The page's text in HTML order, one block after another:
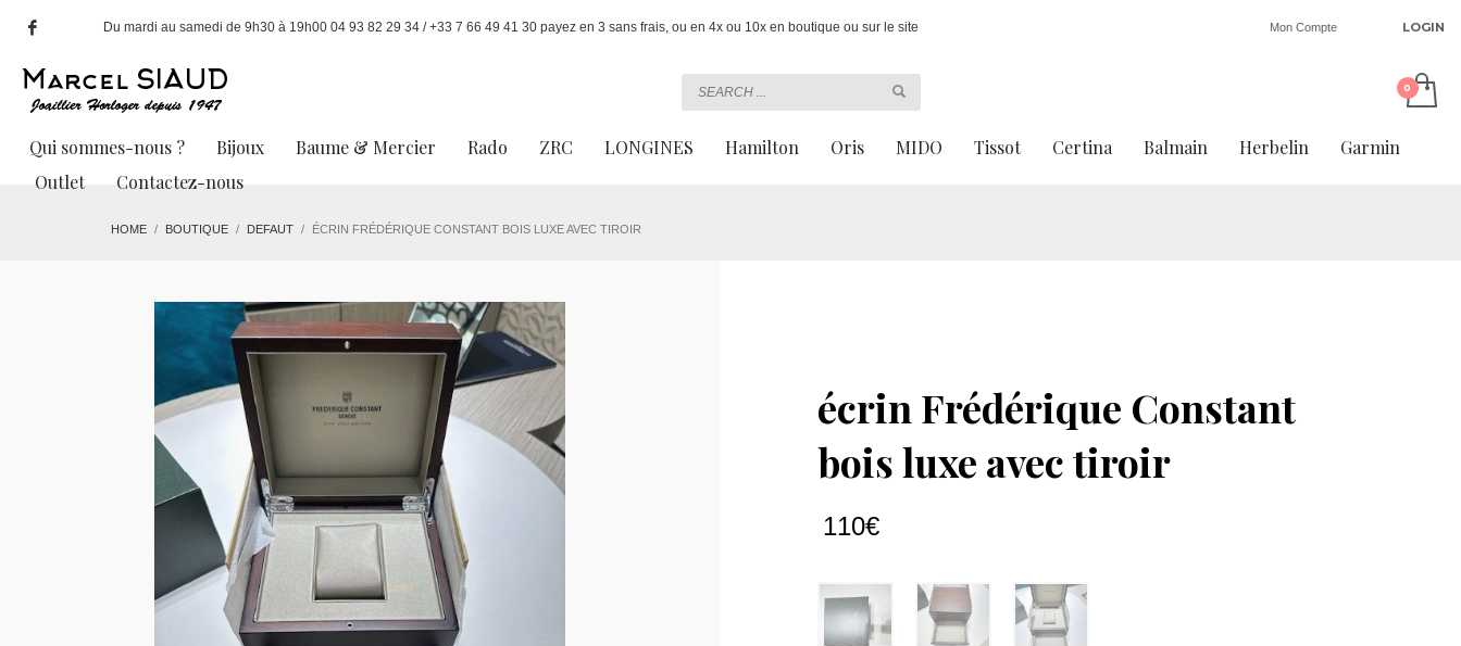
Du mardi au samedi de 9h30 à 19h00 04 93 82 29 34 / +33 7 66 49 41 30 payez en 3 sans frais, ou en 4x ou 10x en boutique ou sur le site Mon Compte LOGIN
Qui sommes-nous ? Bijoux Baume & Mercier Rado ZRC LONGINES Hamilton Oris MIDO Tissot Certina Balmain Herbelin
Garmin
Outlet
Contactez-nous
HOME BOUTIQUE DEFAUT ÉCRIN FRÉDÉRIQUE CONSTANT BOIS LUXE AVEC TIROIR
écrin Frédérique Constant
bois luxe avec tiroir
110€